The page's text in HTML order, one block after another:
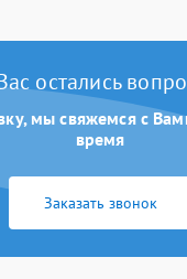
остались
мы свяжемся с
время
Заказать звонок